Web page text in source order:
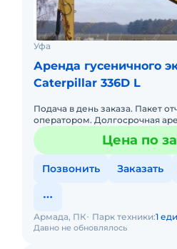
Уфа
Аренда гусеничного
Caterpillar 336D L
Подача в день заказа. Пакет
оператором. Долгосрочная
аренда. Сейчас свободна.
Цена по
Позвонить Заказать
Давно не обновлялось
Армада, ПК Парк техники:1